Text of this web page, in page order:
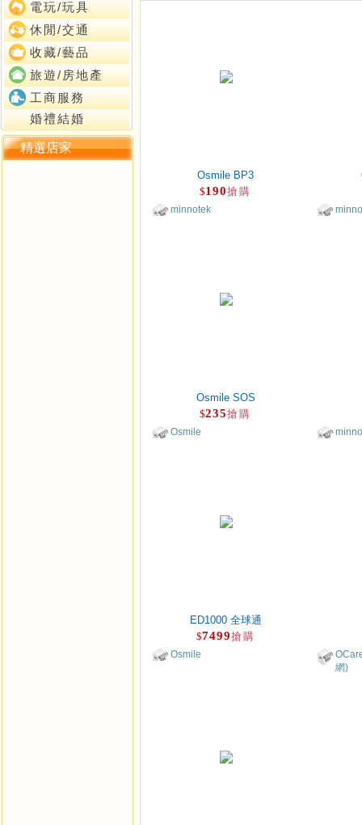
電玩/玩具
休閒/交通
收藏/藝品
旅遊/房地產
工商服務
婚禮結婚
精選店家
Osmile BP3
$190搶購
minnotek
Osmile SOS
$235搶購
Osmile
ED1000 全球通
$7499搶購
Osmile
網)